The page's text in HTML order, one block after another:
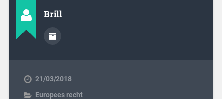
Brill
21/03/2018
Europees recht